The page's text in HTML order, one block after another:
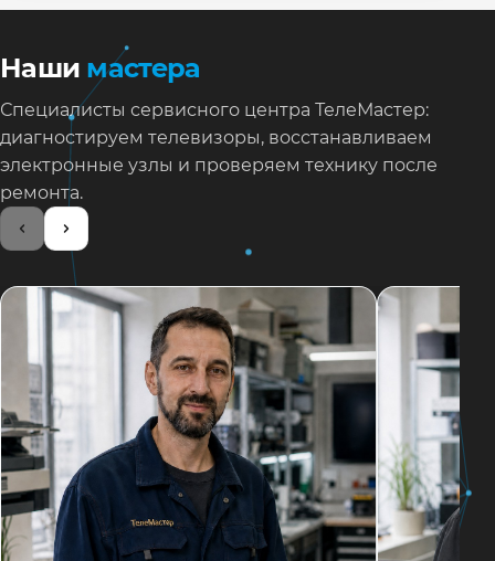
Наши мастера
Специалисты сервисного центра ТелеМастер:
диагностируем телевизоры, восстанавливаем
электронные узлы и проверяем технику после
ремонта.